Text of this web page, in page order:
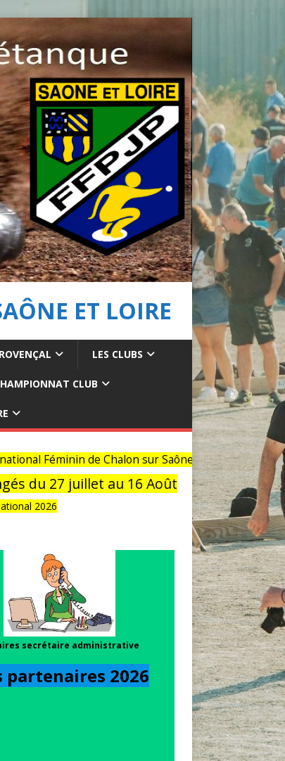
ET LOIRE
LES CLUBS
CLUB
de Chalon sur Saône sont complet
27 juillet au 16 Août
secrétaire administrative
partenaires 2026